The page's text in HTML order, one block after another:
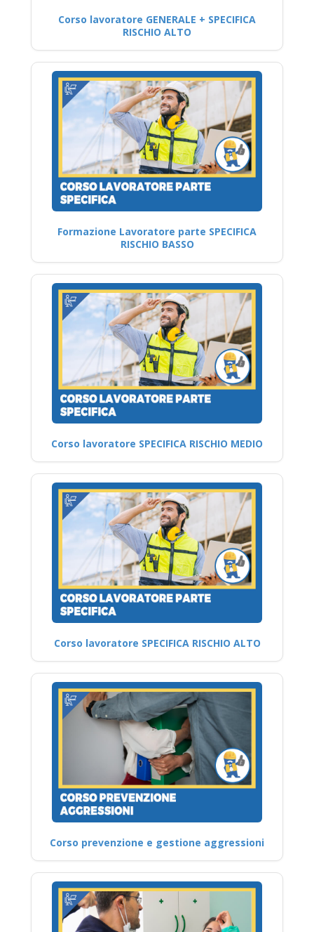
Corso lavoratore GENERALE + SPECIFICA
RISCHIO ALTO
Formazione Lavoratore parte SPECIFICA
RISCHIO BASSO
Corso lavoratore SPECIFICA RISCHIO MEDIO
Corso lavoratore SPECIFICA RISCHIO ALTO
Corso prevenzione e gestione aggressioni